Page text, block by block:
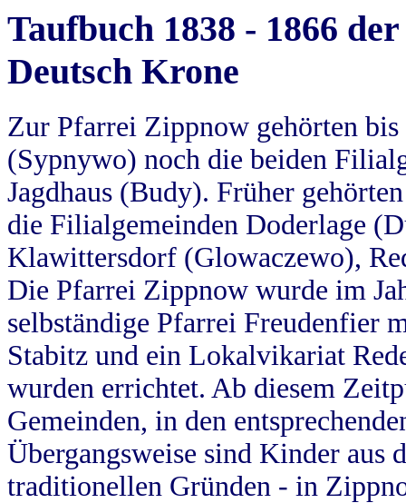
Taufbuch 1838 - 1866
Deutsch Krone
Zur Pfarrei Zippnow gehörten
(Sypnywo) noch die beiden
Jagdhaus (Budy). Früher
die Filialgemeinden Doderlage
Klawittersdorf (Glowaczewo),
Die Pfarrei Zippnow wurde im
selbständige Pfarrei Freudenfier
Stabitz und ein Lokalvikariat
wurden errichtet. Ab diesem
Gemeinden, in den
Übergangsweise sind Kinder aus
traditionellen Gründen - in